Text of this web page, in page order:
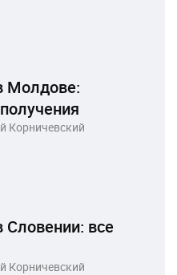
Молдове:
Корничевский
Словении: все
Корничевский